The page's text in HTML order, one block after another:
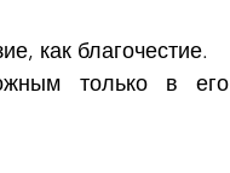
как благочестие.
только в его